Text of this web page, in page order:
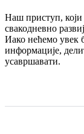
Наш приступ, који
свакодневно
Иако нећемо увек
информације,
усавршавати.